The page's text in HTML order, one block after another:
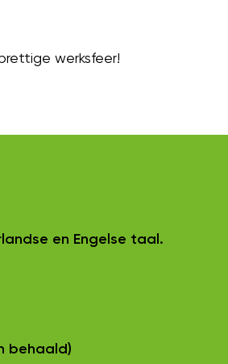
werksfeer!
en Engelse taal.
behaald)